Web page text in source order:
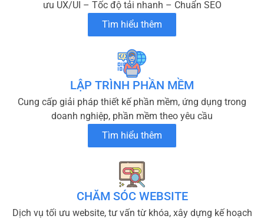
ưu UX/UI – Tốc độ tải nhanh – Chuẩn SEO
Tìm hiểu thêm
LẬP TRÌNH PHẦN MỀM
Cung cấp giải pháp thiết kế phần mềm, ứng dụng trong
doanh nghiệp, phần mềm theo yêu cầu
Tìm hiểu thêm
CHĂM SÓC WEBSITE
Dịch vụ tối ưu website, tư vấn từ khóa, xây dựng kế hoạch